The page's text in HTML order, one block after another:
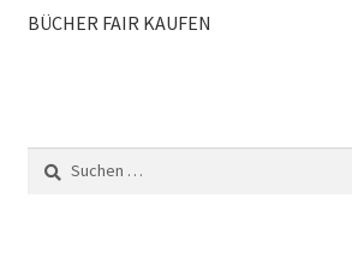
BÜCHER FAIR KAUFEN
Suchen
nach: